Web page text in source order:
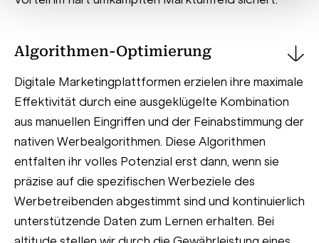
Algorithmen-Optimierung
Digitale Marketingplattformen erzielen ihre maximale
Effektivität durch eine ausgeklügelte Kombination
aus manuellen Eingriffen und der Feinabstimmung der
nativen Werbealgorithmen. Diese Algorithmen
entfalten ihr volles Potenzial erst dann, wenn sie
präzise auf die spezifischen Werbeziele des
Werbetreibenden abgestimmt sind und kontinuierlich
unterstützende Daten zum Lernen erhalten. Bei